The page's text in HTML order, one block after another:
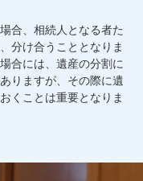
合、相続人となる者た
分け合うこととなりま
合には、遺産の分割に
りますが、その際に遺
くことは重要となりま